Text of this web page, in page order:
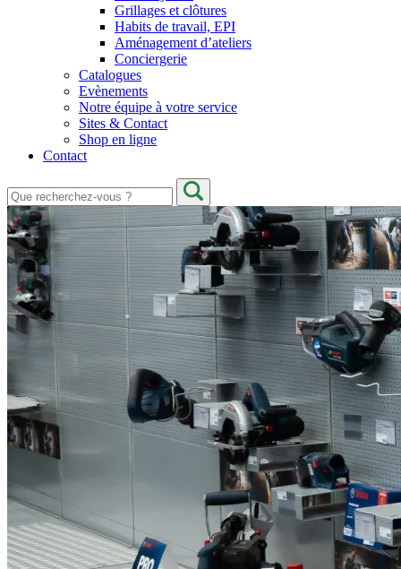
Grillages et clôtures
Habits de travail, EPI
Aménagement d’ateliers
Conciergerie
Catalogues
Evènements
Notre équipe à votre service
Sites & Contact
Shop en ligne
Contact